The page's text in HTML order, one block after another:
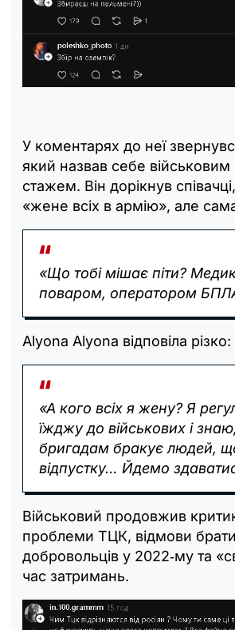
У коментарях до неї
який назвав себе військовим
стажем. Він дорікнув
«женe всіх в армію», але
«Що тобі мішає піти?
поваром, оператором
Alyona Alyona відповіла різко:
«А кого всіх я жену? Я
їжджу до військових і
бригадам бракує людей,
відпустку… Йдемо
Військовий продовжив
проблеми ТЦК, відмови брати
добровольців у 2022‑му та
час затримань.